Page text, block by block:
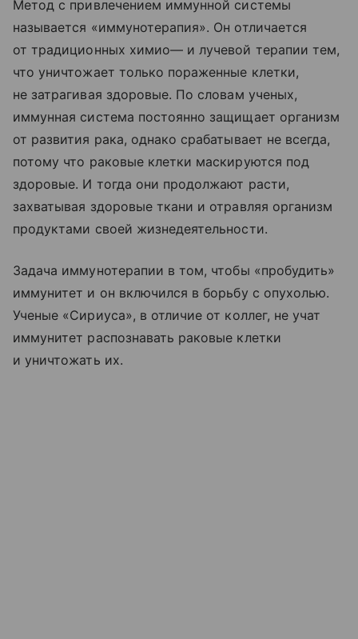
Метод с привлечением иммунной системы
называется «иммунотерапия». Он отличается
от традиционных химио— и лучевой терапии тем,
что уничтожает только пораженные клетки,
не затрагивая здоровые. По словам ученых,
иммунная система постоянно защищает организм
от развития рака, однако срабатывает не всегда,
потому что раковые клетки маскируются под
здоровые. И тогда они продолжают расти,
захватывая здоровые ткани и отравляя организм
продуктами своей жизнедеятельности.
Задача иммунотерапии в том, чтобы «пробудить»
иммунитет и он включился в борьбу с опухолью.
Ученые «Сириуса», в отличие от коллег, не учат
иммунитет распознавать раковые клетки
и уничтожать их.